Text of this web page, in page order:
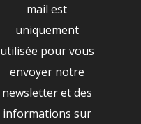
mail est
uniquement
utilisée pour vous
envoyer notre
newsletter et des
informations sur